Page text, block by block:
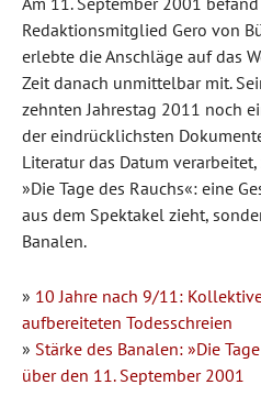
Redaktionsmitglied Gero von
erlebte die Anschläge auf das
Zeit danach unmittelbar mit.
zehnten Jahrestag 2011 noch
der eindrücklichsten
Literatur das Datum
»Die Tage des Rauchs«: eine
aus dem Spektakel zieht,
Banalen.
» 10 Jahre nach 9/11:
aufbereiteten Todesschreien
» Stärke des Banalen: »Die
über den 11. September 2001